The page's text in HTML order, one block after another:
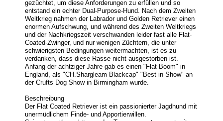
gezüchtet, um diese Anforderungen zu erfüllen und so
entstand ein echter Dual-Purpose-Hund. Nach dem Zweiten
Weltkrieg nahmen der Labrador und Golden Retriever einen
enormen Aufschwung, und während des Zweiten Weltkriegs
und der Nachkriegszeit verschwanden leider fast alle Flat-
Coated-Zwinger, und nur wenigen Züchtern, die unter
schwierigsten Bedingungen weitermachten, ist es zu
verdanken, dass diese Rasse nicht ausgestorben ist.
Anfang der achtziger Jahre gab es einen "Flat-Boom" in
England, als "CH.Shargleam Blackcap" "Best in Show" an
der Crufts Dog Show in Birmingham wurde.
Beschreibung
Der Flat Coated Retriever ist ein passionierter Jagdhund mit
unermüdlichem Finde- und Apportierwillen.